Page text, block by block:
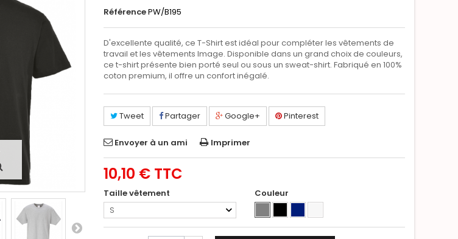
RéférencePW/B195
D'excellente qualité, ce T-Shirt est idéal pour compléter les vêtements de
travail et les vêtements Image. Disponible dans un grand choix de couleurs,
ce t-shirt présente bien porté seul ou sous un sweat-shirt. Fabriqué en 100%
coton premium, il offre un confort inégalé.
Tweet Partager Google+ Pinterest
Envoyer à un ami Imprimer
10,10 € TTC
Taille vêtement
S
Couleur